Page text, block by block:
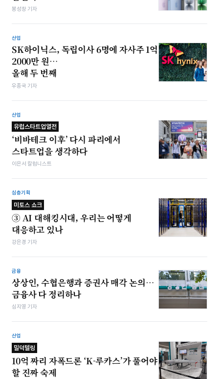
봉성창 기자
산업
SK하이닉스, 독립이사 6명에 자사주 1억
2000만 원…
올해 두 번째
우종국 기자
산업
유럽스타트업열전
‘비바테크 이후’ 다시 파리에서
스타트업을 생각하다
이은서 칼럼니스트
심층기획
미토스 쇼크
③ AI 대해킹시대, 우리는 어떻게
대응하고 있나
강은경 기자
금융
상상인, 수협은행과 증권사 매각 논의…
금융사 다 정리하나
심지영 기자
산업
밀덕텔링
10억 짜리 자폭드론 ‘K-루카스’가 풀어야
할 진짜 숙제